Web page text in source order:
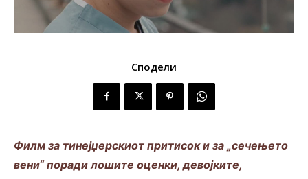
Сподели
Филм за тинејџерскиот притисок и за „сечењето
вени“ поради лошите оценки, девојките,